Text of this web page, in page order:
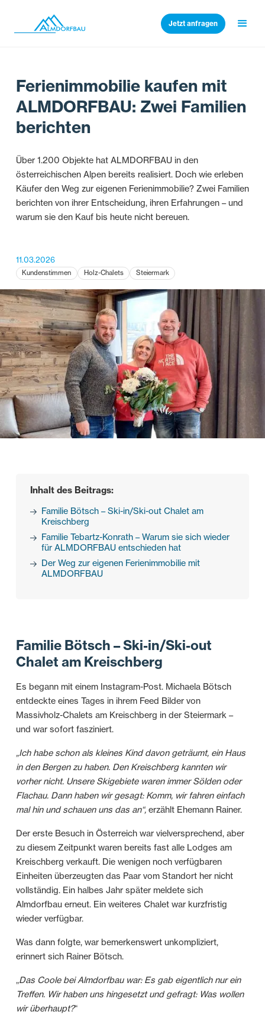
Jetzt anfragen
Ferienimmobilie kaufen mit
ALMDORFBAU: Zwei Familien
berichten
Über 1.200 Objekte hat ALMDORFBAU in den
österreichischen Alpen bereits realisiert. Doch wie erleben
Käufer den Weg zur eigenen Ferienimmobilie? Zwei Familien
berichten von ihrer Entscheidung, ihren Erfahrungen – und
warum sie den Kauf bis heute nicht bereuen.
11.03.2026
Kundenstimmen Holz-Chalets Steiermark
Inhalt des Beitrags:
Familie Bötsch – Ski-in/Ski-out Chalet am
Kreischberg
Familie Tebartz-Konrath – Warum sie sich wieder
für ALMDORFBAU entschieden hat
Der Weg zur eigenen Ferienimmobilie mit
ALMDORFBAU
Familie Bötsch – Ski-in/Ski-out
Chalet am Kreischberg
Es begann mit einem Instagram-Post. Michaela Bötsch
entdeckte eines Tages in ihrem Feed Bilder von
Massivholz-Chalets am Kreischberg in der Steiermark –
und war sofort fasziniert.
„Ich habe schon als kleines Kind davon geträumt, ein Haus
in den Bergen zu haben. Den Kreischberg kannten wir
vorher nicht. Unsere Skigebiete waren immer Sölden oder
Flachau. Dann haben wir gesagt: Komm, wir fahren einfach
mal hin und schauen uns das an“, erzählt Ehemann Rainer.
Der erste Besuch in Österreich war vielversprechend, aber
zu diesem Zeitpunkt waren bereits fast alle Lodges am
Kreischberg verkauft. Die wenigen noch verfügbaren
Einheiten überzeugten das Paar vom Standort her nicht
vollständig. Ein halbes Jahr später meldete sich
Almdorfbau erneut. Ein weiteres Chalet war kurzfristig
wieder verfügbar.
Was dann folgte, war bemerkenswert unkompliziert,
erinnert sich Rainer Bötsch.
„Das Coole bei Almdorfbau war: Es gab eigentlich nur ein
Treffen. Wir haben uns hingesetzt und gefragt: Was wollen
wir überhaupt?“